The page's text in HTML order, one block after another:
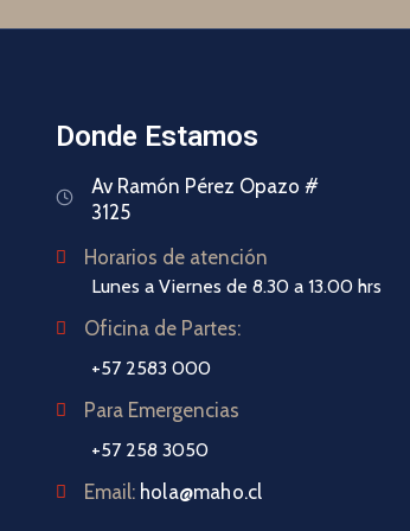
Donde Estamos
Av Ramón Pérez Opazo #
3125
Horarios de atención
Lunes a Viernes de 8.30 a 13.00 hrs
Oficina de Partes:
+57 2583 000
Para Emergencias
+57 258 3050
Email: hola@maho.cl